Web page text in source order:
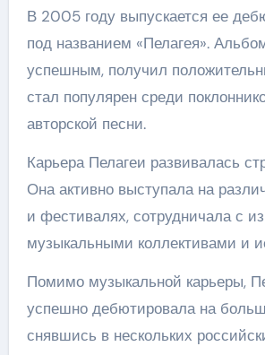
В 2005 году выпускается ее
под названием «Пелагея».
успешным, получил
стал популярен среди
авторской песни.
Карьера Пелагеи развивалась
Она активно выступала на
и фестивалях, сотрудничала с
музыкальными коллективами и
Помимо музыкальной карьеры,
успешно дебютировала на
снявшись в нескольких